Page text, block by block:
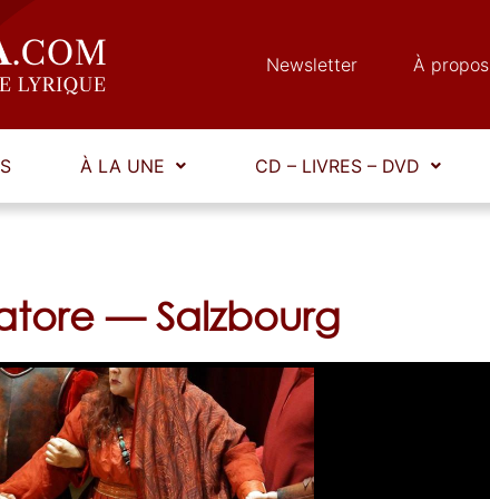
Newsletter À propos
À LA UNE CD – LIVRES – DVD
— Salzbourg